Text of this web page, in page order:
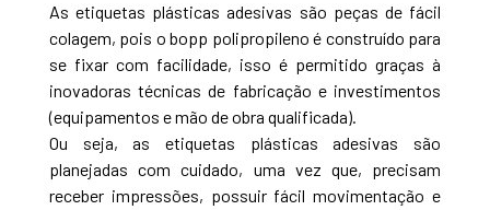
As etiquetas plásticas adesivas são peças de fácil
colagem, pois o bopp polipropileno é construído para
se fixar com facilidade, isso é permitido graças à
inovadoras técnicas de fabricação e investimentos
(equipamentos e mão de obra qualificada).
Ou seja, as etiquetas plásticas adesivas são
planejadas com cuidado, uma vez que, precisam
receber impressões, possuir fácil movimentação e